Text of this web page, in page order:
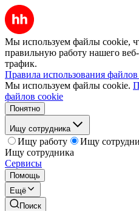
Мы используем файлы cookie,
правильную работу нашего
трафик.
Правила использования
Мы используем файлы cookie.
файлов cookie
Понятно
Ищу сотрудника
Ищу работу
Ищу
Ищу сотрудника
Сервисы
Помощь
Ещё
Поиск